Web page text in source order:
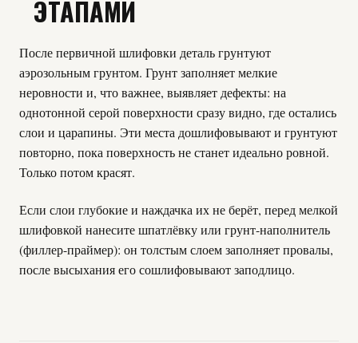
ЭТАПАМИ
После первичной шлифовки деталь грунтуют
аэрозольным грунтом. Грунт заполняет мелкие
неровности и, что важнее, выявляет дефекты: на
однотонной серой поверхности сразу видно, где остались
слои и царапины. Эти места дошлифовывают и грунтуют
повторно, пока поверхность не станет идеально ровной.
Только потом красят.
Если слои глубокие и наждачка их не берёт, перед мелкой
шлифовкой нанесите шпатлёвку или грунт-наполнитель
(филлер-праймер): он толстым слоем заполняет провалы,
после высыхания его сошлифовывают заподлицо.